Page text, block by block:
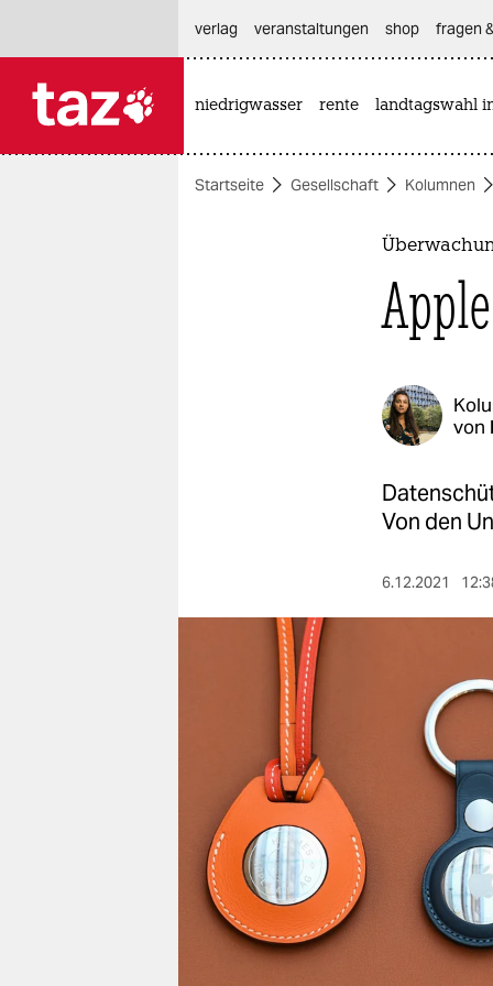
themen
veranstaltungen
fragen & hilfe
unterstützen
abo
genossenschaft
verlag
veranstaltungen shop fragen
niedrigwasser rente landtagswahl
Startseite Gesellschaft Kolumnen
von
Von den
6.12.2021